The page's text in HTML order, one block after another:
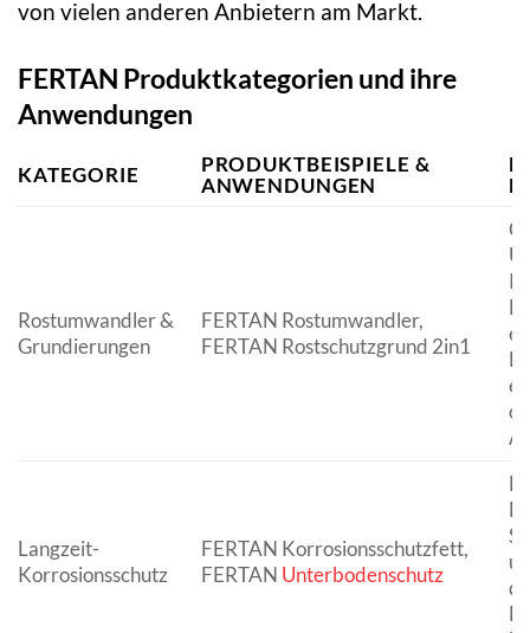
von vielen anderen Anbietern am Markt.
FERTAN Produktkategorien und ihre
Anwendungen
KATEGORIE
PRODUKTBEISPIELE &
ANWENDUNGEN
Rostumwandler &
Grundierungen
FERTAN Rostumwandler,
FERTAN Rostschutzgrund 2in1
Langzeit-
Korrosionsschutz
FERTAN Korrosionsschutzfett,
FERTAN Unterbodenschutz